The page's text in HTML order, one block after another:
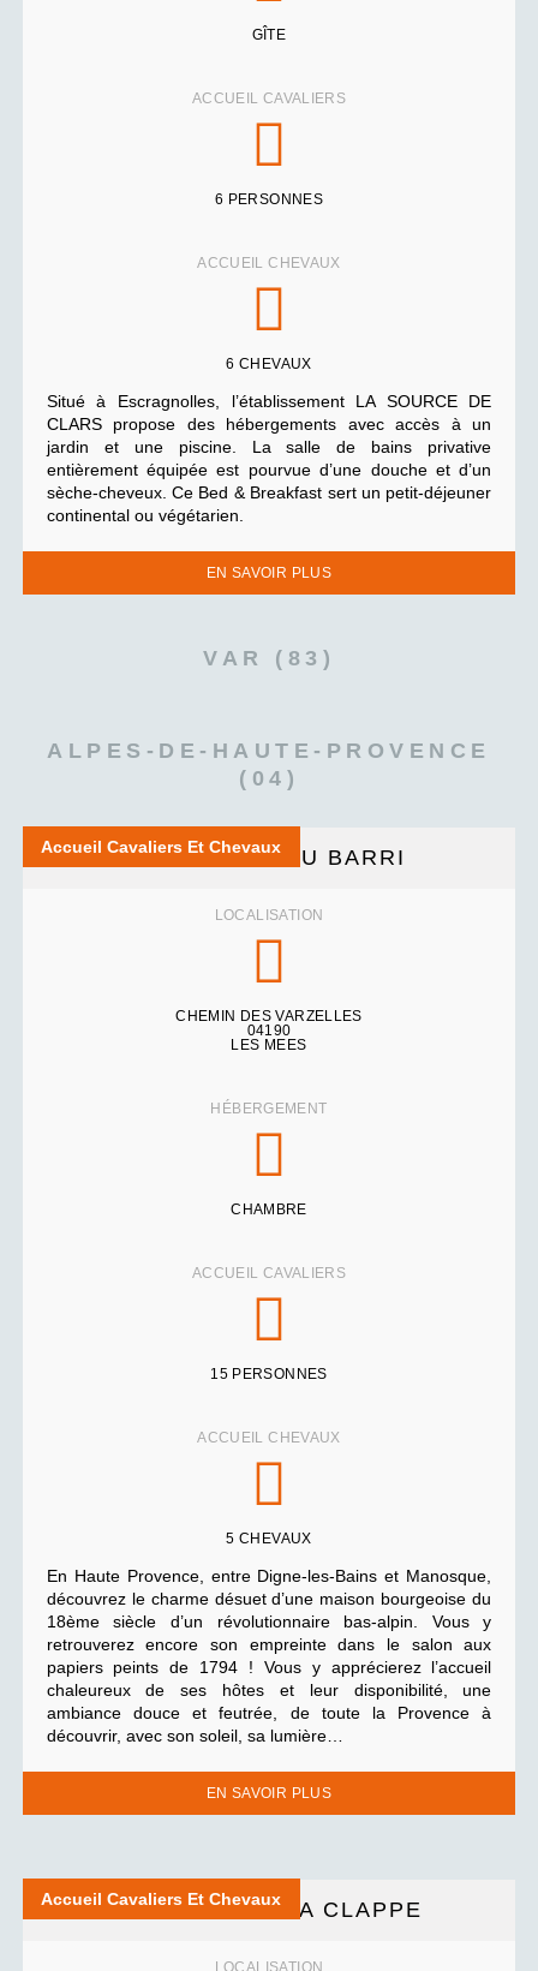
GÎTE
ACCUEIL CAVALIERS
6 PERSONNES
ACCUEIL CHEVAUX
6 CHEVAUX
Situé à Escragnolles, l’établissement LA SOURCE DE
CLARS propose des hébergements avec accès à un
jardin et une piscine. La salle de bains privative
entièrement équipée est pourvue d’une douche et d’un
sèche-cheveux. Ce Bed & Breakfast sert un petit-déjeuner
continental ou végétarien.
EN SAVOIR PLUS
VAR (83)
ALPES-DE-HAUTE-PROVENCE
(04)
Accueil Cavaliers Et Chevaux
CAMPAGNE DU BARRI
LOCALISATION
CHEMIN DES VARZELLES
04190
LES MEES
HÉBERGEMENT
CHAMBRE
ACCUEIL CAVALIERS
15 PERSONNES
ACCUEIL CHEVAUX
5 CHEVAUX
En Haute Provence, entre Digne-les-Bains et Manosque,
découvrez le charme désuet d’une maison bourgeoise du
18ème siècle d’un révolutionnaire bas-alpin. Vous y
retrouverez encore son empreinte dans le salon aux
papiers peints de 1794 ! Vous y apprécierez l’accueil
chaleureux de ses hôtes et leur disponibilité, une
ambiance douce et feutrée, de toute la Provence à
découvrir, avec son soleil, sa lumière…
EN SAVOIR PLUS
Accueil Cavaliers Et Chevaux
DOMAINE DE LA CLAPPE
LOCALISATION